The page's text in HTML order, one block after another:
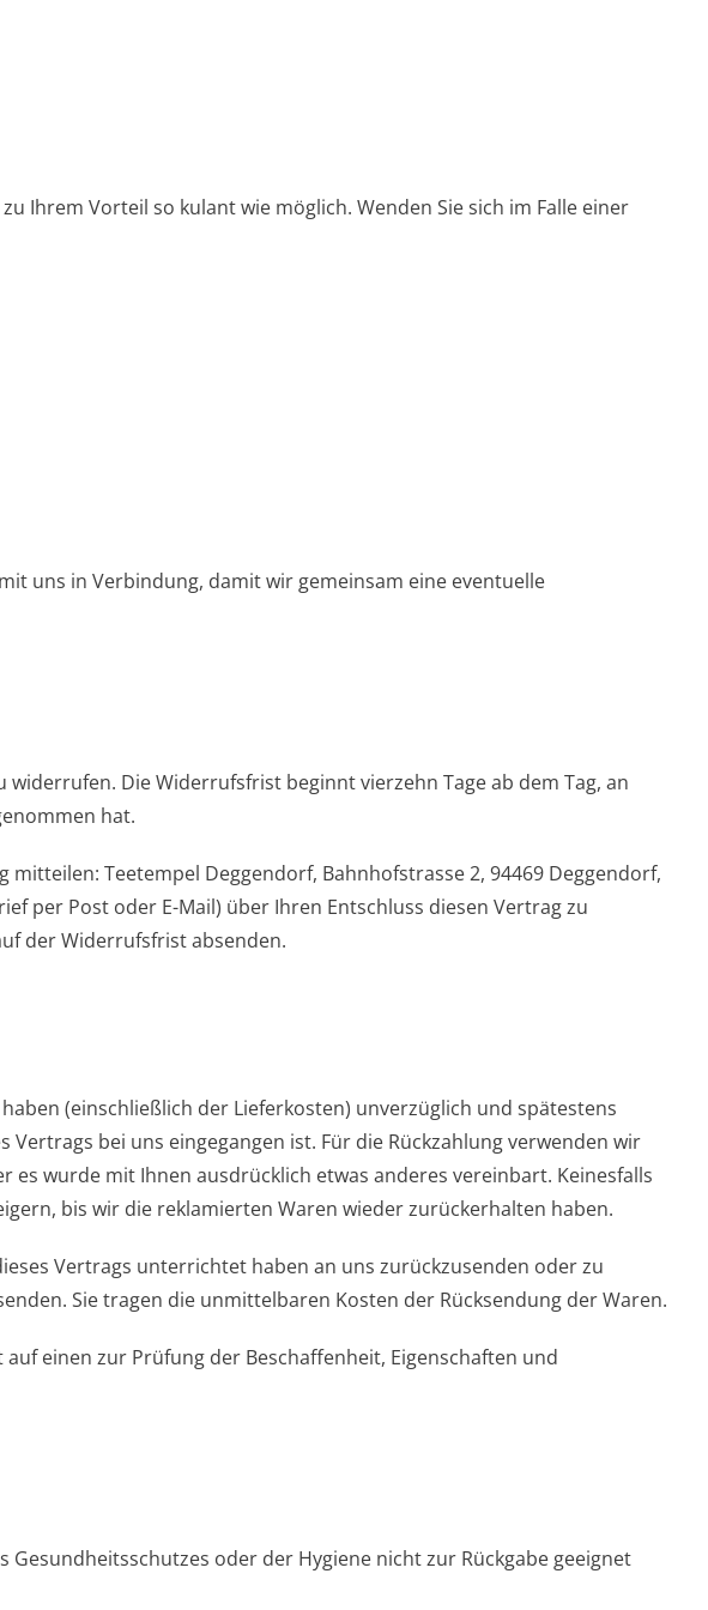
Ihrem Vorteil so kulant wie möglich. Wenden Sie sich im Falle einer
uns in Verbindung, damit wir gemeinsam eine eventuelle
Die Widerrufsfrist beginnt vierzehn Tage ab dem Tag, an
hat.
Teetempel Deggendorf, Bahnhofstrasse 2, 94469 Deggendorf,
per Post oder E-Mail) über Ihren Entschluss diesen Vertrag zu
der Widerrufsfrist absenden.
(einschließlich der Lieferkosten) unverzüglich und spätestens
bei uns eingegangen ist. Für die Rückzahlung verwenden wir
wurde mit Ihnen ausdrücklich etwas anderes vereinbart. Keinesfalls
bis wir die reklamierten Waren wieder zurückerhalten haben.
Vertrags unterrichtet haben an uns zurückzusenden oder zu
Sie tragen die unmittelbaren Kosten der Rücksendung der Waren.
einen zur Prüfung der Beschaffenheit, Eigenschaften und
oder der Hygiene nicht zur Rückgabe geeignet